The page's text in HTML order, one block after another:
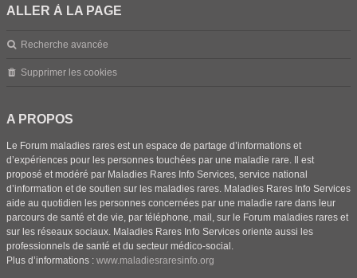
ALLER À LA PAGE
Recherche avancée
Supprimer les cookies
A PROPOS
Le Forum maladies rares est un espace de partage d’informations et
d’expériences pour les personnes touchées par une maladie rare. Il est
proposé et modéré par Maladies Rares Info Services, service national
d’information et de soutien sur les maladies rares. Maladies Rares Info Services
aide au quotidien les personnes concernées par une maladie rare dans leur
parcours de santé et de vie, par téléphone, mail, sur le Forum maladies rares et
sur les réseaux sociaux. Maladies Rares Info Services oriente aussi les
professionnels de santé et du secteur médico-social.
Plus d’informations : www.maladiesraresinfo.org